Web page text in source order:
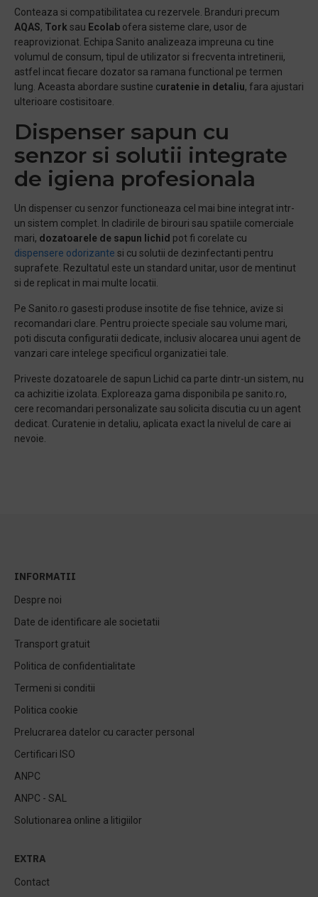
Conteaza si compatibilitatea cu rezervele. Branduri precum
AQAS, Tork sau Ecolab ofera sisteme clare, usor de
reaprovizionat. Echipa Sanito analizeaza impreuna cu tine
volumul de consum, tipul de utilizator si frecventa intretinerii,
astfel incat fiecare dozator sa ramana functional pe termen
lung. Aceasta abordare sustine curatenie in detaliu, fara ajustari
ulterioare costisitoare.
Dispenser sapun cu
senzor si solutii integrate
de igiena profesionala
Un dispenser cu senzor functioneaza cel mai bine integrat intr-
un sistem complet. In cladirile de birouri sau spatiile comerciale
mari, d ozatoarele de sapun lichid pot fi corelate cu
dispensere odorizante si cu solutii de dezinfectanti pentru
suprafete. Rezultatul este un standard unitar, usor de mentinut
si de replicat in mai multe locatii.
Pe Sanito.ro gasesti produse insotite de fise tehnice, avize si
recomandari clare. Pentru proiecte speciale sau volume mari,
poti discuta configuratii dedicate, inclusiv alocarea unui agent de
vanzari care intelege specificul organizatiei tale.
Priveste dozatoarele de sapun Lichid ca parte dintr-un sistem, nu
ca achizitie izolata. Exploreaza gama disponibila pe sanito.ro,
cere recomandari personalizate sau solicita discutia cu un agent
dedicat. Curatenie in detaliu, aplicata exact la nivelul de care ai
nevoie.
INFORMATII
Despre noi
Date de identificare ale societatii
Transport gratuit
Politica de confidentialitate
Termeni si conditii
Politica cookie
Prelucrarea datelor cu caracter personal
Certificari ISO
ANPC
ANPC - SAL
Solutionarea online a litigiilor
EXTRA
Contact